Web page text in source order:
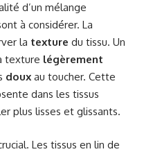
d’un mélange
à considérer. La
la texture du tissu. Un
texture légèrement
doux au toucher. Cette
dans les tissus
plus lisses et glissants.
Les tissus en lin de